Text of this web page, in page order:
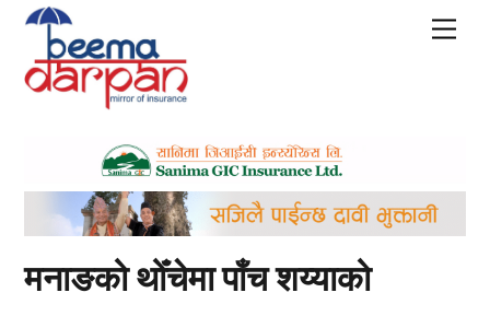
Skip
content
मनाङको थोँचेमा पाँच शय्याको